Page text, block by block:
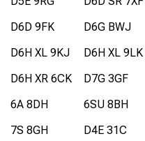
D6D 9FK
D6G BWJ
D6H XL 9KJ
D6H XL 9LK
D6H XR 6CK
D7G 3GF
6A 8DH
6SU 8BH
7S 8GH
D4E 31C